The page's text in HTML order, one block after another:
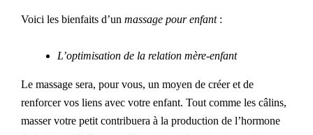
Voici les bienfaits d’un massage pour enfant:
L’optimisation de la relation mère-enfant
Le massage sera, pour vous, un moyen de créer et de
renforcer vos liens avec votre enfant. Tout comme les câlins,
masser votre petit contribuera à la production de l’hormone